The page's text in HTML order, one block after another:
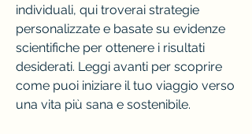
individuali, qui troverai strategie
personalizzate e basate su evidenze
scientifiche per ottenere i risultati
desiderati. Leggi avanti per scoprire
come puoi iniziare il tuo viaggio verso
una vita più sana e sostenibile.